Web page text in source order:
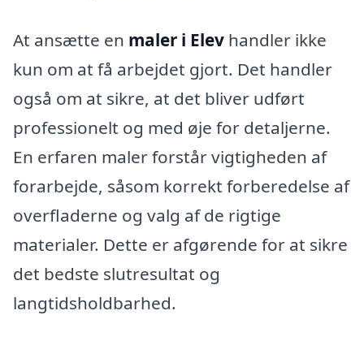
At ansætte en maler i Elev handler ikke
kun om at få arbejdet gjort. Det handler
også om at sikre, at det bliver udført
professionelt og med øje for detaljerne.
En erfaren maler forstår vigtigheden af
forarbejde, såsom korrekt forberedelse af
overfladerne og valg af de rigtige
materialer. Dette er afgørende for at sikre
det bedste slutresultat og
langtidsholdbarhed.